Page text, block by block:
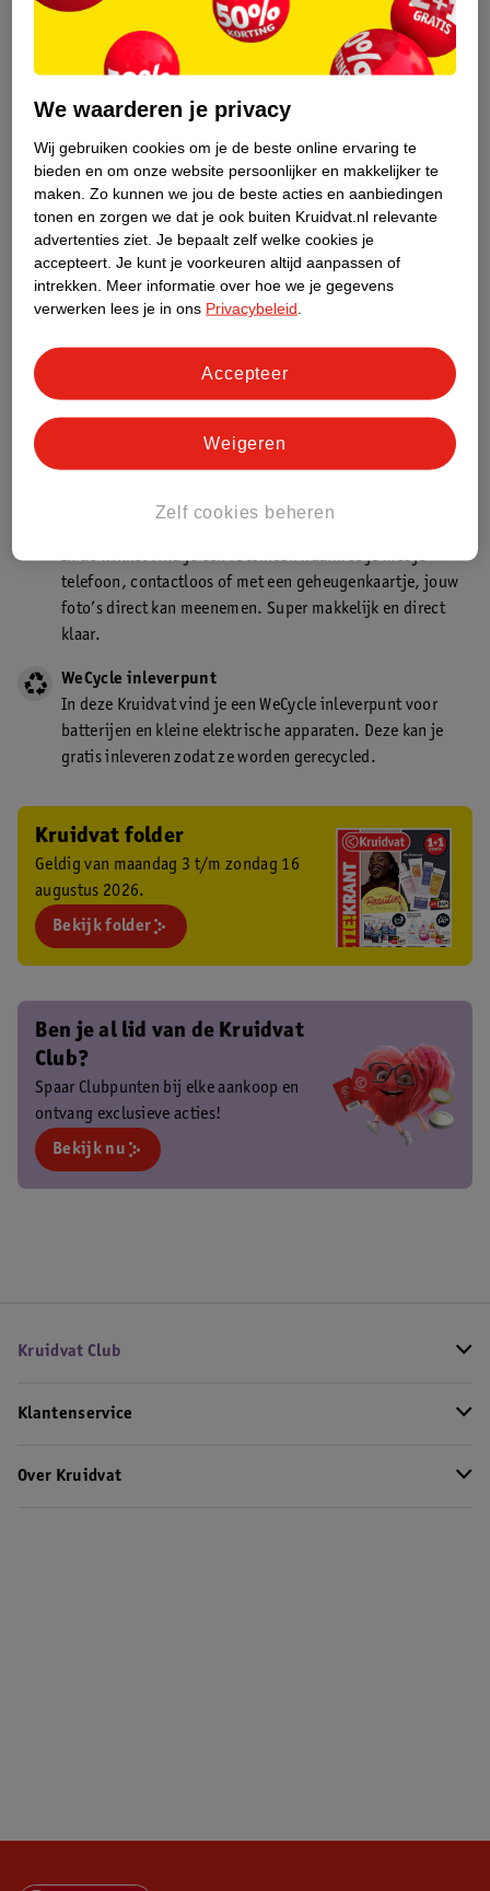
Kruidvat is een erkend specialist in
zelfzorg, ook online. Wat je
gezondheidsvraag ook is, stel hem aan
Stel je gezondheidsvraag
Ook in deze winkel
Kruidvat.nl ophaalpunt
Laat je bestelling snel en gemakkelijk bezorgen in de
Kruidvat is een gecertificeerd drogist. Dit betekent dat je
In de winkel vind je een fotokiosk waarmee je met je
telefoon, contactloos of met een geheugenkaartje, jouw
foto’s direct kan meenemen. Super makkelijk en direct
klaar.
WeCycle inleverpunt
In deze Kruidvat vind je een WeCycle inleverpunt voor
batterijen en kleine elektrische apparaten. Deze kan je
gratis inleveren zodat ze worden gerecycled.
Kruidvat folder
Geldig van maandag 3 t/m zondag 16
augustus 2026.
Bekijk folder
Ben je al lid van de Kruidvat
Club?
Spaar Clubpunten bij elke aankoop en
ontvang exclusieve acties!
Bekijk nu
Kruidvat Club
Klantenservice
Over Kruidvat
We waarderen je privacy
Wij gebruiken cookies om je de beste online ervaring te
bieden en om onze website persoonlijker en makkelijker te
maken. Zo kunnen we jou de beste acties en aanbiedingen
tonen en zorgen we dat je ook buiten Kruidvat.nl relevante
advertenties ziet. Je bepaalt zelf welke cookies je
accepteert. Je kunt je voorkeuren altijd aanpassen of
intrekken.
Meer informatie over hoe we je gegevens
verwerken lees je in ons Privacybeleid
Zelf cookies beheren
Weigeren
Accepteer